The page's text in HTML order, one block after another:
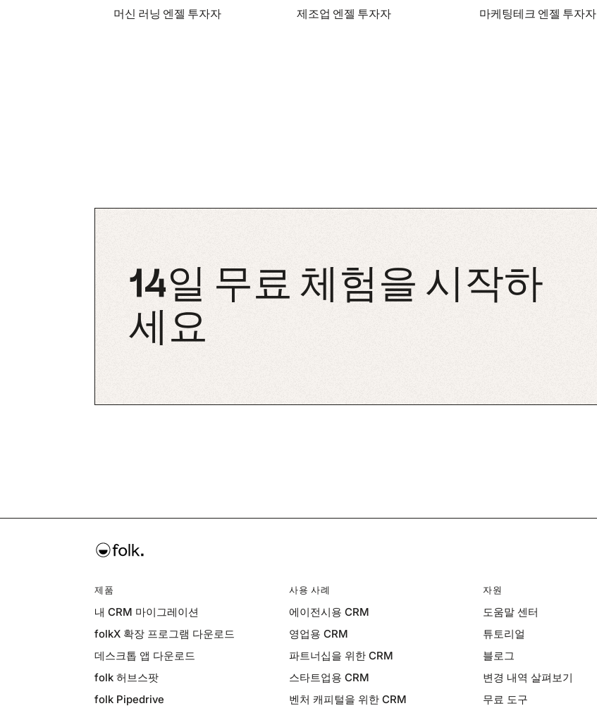
머신 러닝 엔젤 투자자 제조업 엔젤 투자자 마케팅테크 엔젤 투자자
14일 무료 체험을 시작하
세요
제품
내 CRM 마이그레이션
folkX 확장 프로그램 다운로드
데스크톱 앱 다운로드
folk 허브스팟
folk Pipedrive
사용 사례
에이전시용 CRM
영업용 CRM
파트너십을 위한 CRM
스타트업용 CRM
벤처 캐피털을 위한 CRM
자원
도움말 센터
튜토리얼
블로그
변경 내역 살펴보기
무료 도구